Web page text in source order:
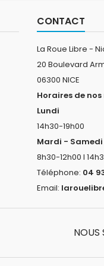
CONTACT
La Roue Libre -
20 Boulevard
06300 NICE
Horaires de
Lundi
14h30-19h00
Mardi - Samedi
8h30-12h00 I
Téléphone: 04
Email:
NOUS